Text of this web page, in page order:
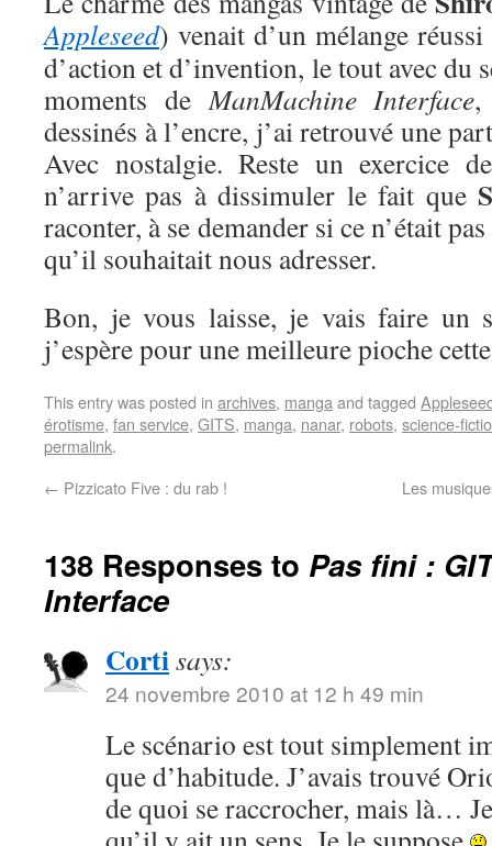
Appleseed) venait d’un mélange
d’action et d’invention, le tout avec du
moments deManMachine Interface,
dessinés à l’encre, j’ai retrouvé une
Avec nostalgie. Reste un exercice
n’arrive pas à dissimuler le fait que
raconter, à se demander si ce n’était
qu’il souhaitait nous adresser.
Bon, je vous laisse, je vais faire un
j’espère pour une meilleure pioche
This entry was posted in archives, manga and tagged
érotisme, fan service, GITS, manga, nanar, robots, science-
permalink.
← Pizzicato Five : du rab ! Les
138 Responses to Pas fini :
Interface
Cortisays:
24 novembre 2010 at 12 h 49 min
Le scénario est tout simplement
que d’habitude. J’avais trouvé
de quoi se raccrocher, mais là…